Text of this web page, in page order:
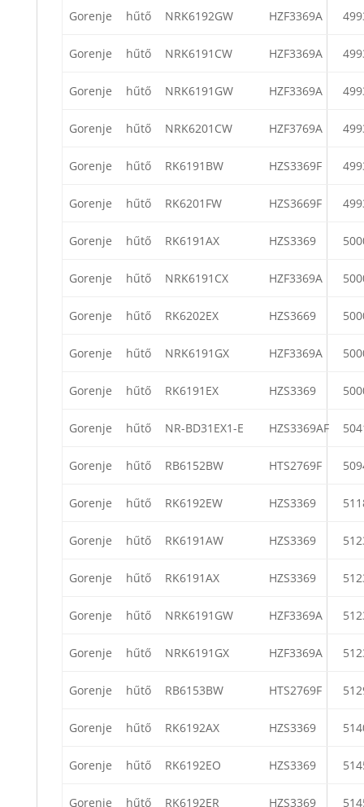
Gorenje hűtő NRK6192GW HZF3369A
Gorenje hűtő NRK6191CW HZF3369A
Gorenje hűtő NRK6191GW HZF3369A
Gorenje hűtő NRK6201CW HZF3769A
Gorenje hűtő RK6191BW HZS3369F
Gorenje hűtő RK6201FW HZS3669F
Gorenje hűtő RK6191AX HZS3369
Gorenje hűtő NRK6191CX HZF3369A
Gorenje hűtő RK6202EX HZS3669
Gorenje hűtő NRK6191GX HZF3369A
Gorenje hűtő RK6191EX HZS3369
Gorenje hűtő NR-BD31EX1-E HZS3369AF
Gorenje hűtő RB6152BW HTS2769F
Gorenje hűtő RK6192EW HZS3369
Gorenje hűtő RK6191AW HZS3369
Gorenje hűtő RK6191AX HZS3369
Gorenje hűtő NRK6191GW HZF3369A
Gorenje hűtő NRK6191GX HZF3369A
Gorenje hűtő RB6153BW HTS2769F
Gorenje hűtő RK6192AX HZS3369
Gorenje hűtő RK6192EO HZS3369
Gorenje hűtő RK6192ER HZS3369